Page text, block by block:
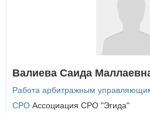
Удмуртская Республика
Ульяновская область
Ханты-Мансийский
Валиева Саида
Работа арбитражным
СРО Ассоциация СРО "Эгида"